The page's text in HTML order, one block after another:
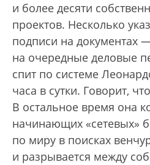
и более десяти
проектов. Несколько
подписи на документах
на очередные деловые
спит по системе
часа в сутки. Говорит,
В остальное время она
начинающих «сетевых»
по миру в поисках
и разрывается между